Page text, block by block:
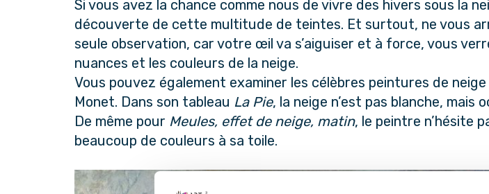
Si vous avez la chance comme nous de vivre des hivers sous la
découverte de cette multitude de teintes. Et surtout, ne vous
seule observation, car votre œil va s’aiguiser et à force, vous
nuances et les couleurs de la neige.
Vous pouvez également examiner les célèbres peintures de neige
Monet. Dans son tableau La Pie, la neige n’est pas blanche, mais
De même pour Meules, effet de neige, matin, le peintre n’hésite
beaucoup de couleurs à sa toile.